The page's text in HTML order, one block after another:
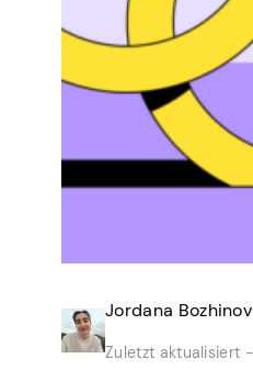
Jordana
Zuletzt aktualisiert -